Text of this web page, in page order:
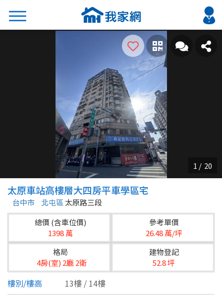
搜尋
熱門關鍵字
2026 台北降價好屋限量釋出
2026 新北降價好屋限量釋出
2026 台中降價好屋限量釋出
2026 台南降價好屋限量釋出
2026 高雄降價好屋限量釋出
縣市
不限
台北市
基隆市
新北市
宜蘭縣
區域
太原車站高樓層大四房平車學區宅
台中市 北屯區 太原路三段
總價 (含車位價)
1398 萬
參考單價
26.48 萬/坪
格局
4房(室) 2廳 2衛
建物登記
52.8 坪
樓別/樓高
13樓 / 14樓